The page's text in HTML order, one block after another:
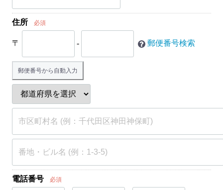
住所 必須
〒 - 郵便番号検索
郵便番号から自動入力
電話番号 必須